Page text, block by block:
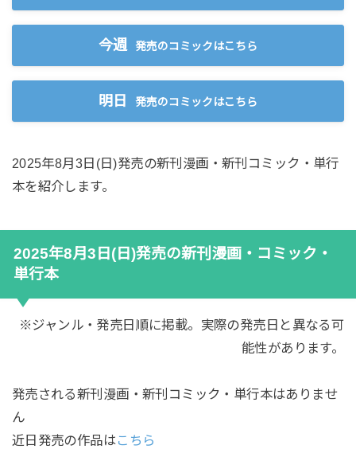
今週 発売のコミックはこちら
明日 発売のコミックはこちら
2025年8月3日(日)発売の新刊漫画・新刊コミック・単行
本を紹介します。
2025年8月3日(日)発売の新刊漫画・コミック・
単行本
※ジャンル・発売日順に掲載。実際の発売日と異なる可
能性があります。
発売される新刊漫画・新刊コミック・単行本はありませ
ん
近日発売の作品はこちら